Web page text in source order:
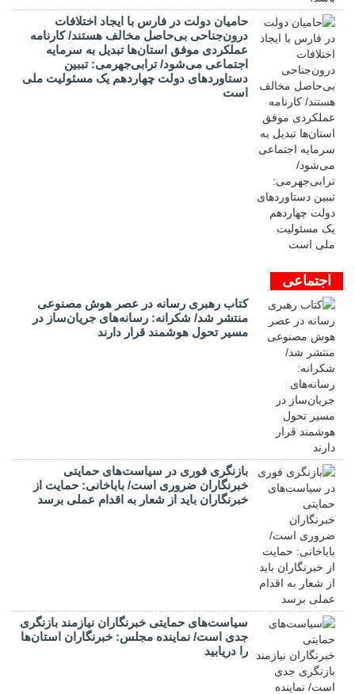
حامیان دولت در فارس با ایجاد اختلافات
درون‌جناحی بی‌حاصل مخالف هستند/ کارنامه
عملکردی موفق استان‌ها تبدیل به سرمایه
اجتماعی می‌شود/ ترابی‌جهرمی: تببین
دستاوردهای دولت چهاردهم یک مسئولیت ملی
است
اجتماعی
کتاب رهبری رسانه در عصر هوش مصنوعی
منتشر شد/ شکرانه: رسانه‌های جریان‌ساز در
مسیر تحول هوشمند قرار دارند
بازنگری فوری در سیاست‌های حمایتی
خبرنگاران ضروری است/ باباخانی: حمایت از
خبرنگاران باید از شعار به اقدام عملی برسد
سیاست‌های حمایتی خبرنگاران نیازمند بازنگری
جدی است/ نماینده مجلس: خبرنگاران استان‌ها
را دریابید